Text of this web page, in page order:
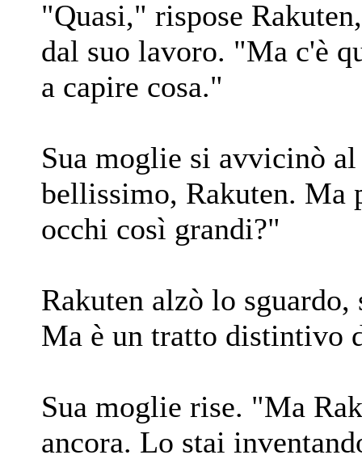
"Quasi," rispose
dal suo lavoro. "Ma c'è
a capire cosa."
Sua moglie si avvicinò
bellissimo, Rakuten. Ma
occhi così grandi?"
Rakuten alzò lo
Ma è un tratto distintivo
Sua moglie rise. "Ma
ancora. Lo stai